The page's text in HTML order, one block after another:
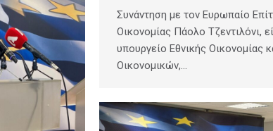
Συνάντηση με τον Ευρωπαίο
Οικονομίας Πάολο Τζεντιλόνι,
υπουργείο Εθνικής Οικονομίας
Οικονομικών,…